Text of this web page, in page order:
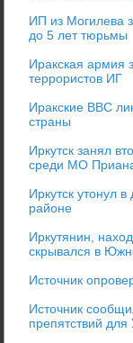
ИП из Могилева
до 5 лет тюрьмы
Иракская армия
террористов ИГ
Иракские ВВС
страны
Иркутск занял
среди МО
Иркутск утонул
районе
Иркутянин,
скрывался в
Источник
Источник
препятствий